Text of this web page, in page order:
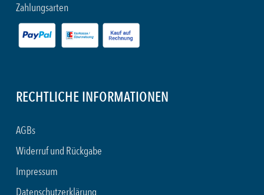
Zahlungsarten
RECHTLICHE INFORMATIONEN
AGBs
Widerruf und Rückgabe
Impressum